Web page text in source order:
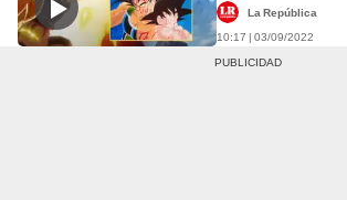
La República
10:17 | 03/09/2022